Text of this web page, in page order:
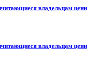
владельцам
владельцам